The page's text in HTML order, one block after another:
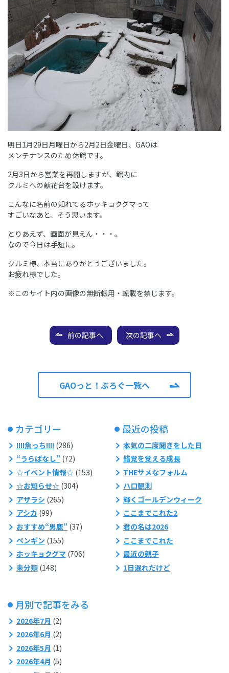
明日1月29日月曜日から2月2日金曜日、GAOは
メンテナンスのため休館です。
2月3日から営業を再開しますが、館内に
クルミへの献花台を設けます。
こんなに名前の知れてるホッキョクグマって
すごいなあと、そう思います。
とりあえず、画面が見えん・・・。
なので今日は手短に。
クルミ様、本当にありがとうございました。
お疲れ様でした。
※このサイト内の画像の無断転用・転載を禁じます。
前の記事へ 次の記事へ
GAOっと！ぶろぐ一覧へ
カテゴリー
!!!!魚っち!!!!(286)
“うらばなし”(72)
☆イベント情報☆(153)
☆お知らせ☆(304)
アザラシ (265)
アシカ (99)
おすすめ“男鹿”(37)
ペンギン (155)
ホッキョクグマ (706)
未分類(148)
最近の投稿
本気の二度聞きをした日
錯覚を覚える成長
THEサメなフォルム
ハロ観測
輝くゴールデンウィーク
ここまでこれた2
君の名は2026
ここまでこれた
最近の親子
1日遅れだけど
月別で記事をみる
2026年7月 (2)
2026年6月 (2)
2026年5月 (1)
2026年4月 (5)